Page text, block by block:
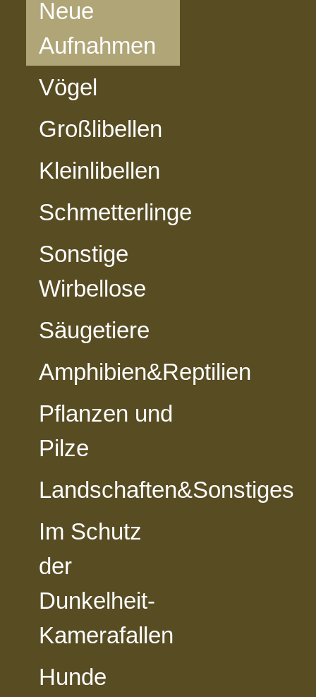
Neue
Aufnahmen
Vögel
Großlibellen
Kleinlibellen
Schmetterlinge
Sonstige
Wirbellose
Säugetiere
Amphibien&Reptilien
Pflanzen und
Pilze
Landschaften&Sonstiges
Im Schutz
der
Dunkelheit-
Kamerafallen
Hunde